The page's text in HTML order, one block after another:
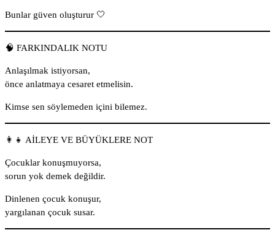
Bunlar güven oluşturur 🤍
🧠 FARKINDALIK NOTU
Anlaşılmak istiyorsan,
önce anlatmaya cesaret etmelisin.
Kimse sen söylemeden içini bilemez.
👩‍👧 AİLEYE VE BÜYÜKLERE NOT
Çocuklar konuşmuyorsa,
sorun yok demek değildir.
Dinlenen çocuk konuşur,
yargılanan çocuk susar.